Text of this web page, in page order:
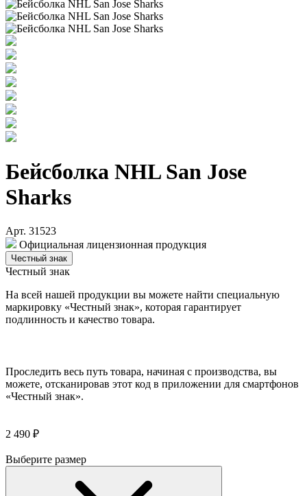
Бейсболка NHL San Jose
Sharks
Арт. 31523
Официальная лицензионная продукция
Честный знак
Честный знак
На всей нашей продукции вы можете найти специальную
маркировку «Честный знак», которая гарантирует
подлинность и качество товара.
Проследить весь путь товара, начиная с производства, вы
можете, отсканировав этот код в приложении для смартфонов
«Честный знак».
2 490 ₽
Выберите размер